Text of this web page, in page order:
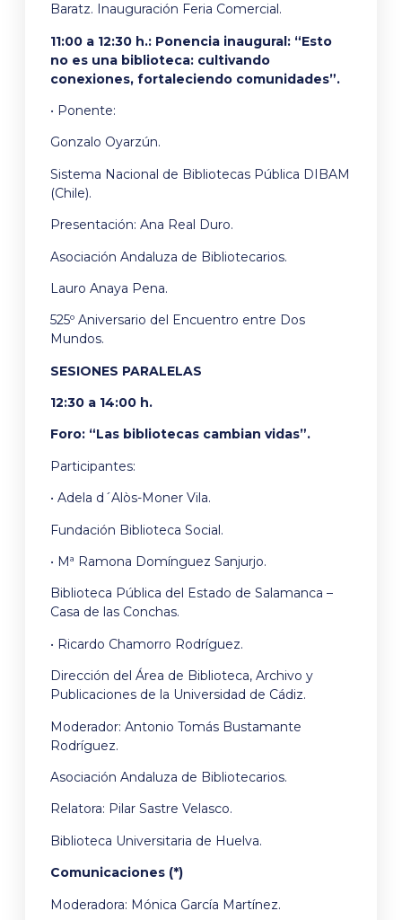
Baratz. Inauguración Feria Comercial.
11:00 a 12:30 h.: Ponencia inaugural: “Esto
no es una biblioteca: cultivando
conexiones, fortaleciendo comunidades”.
• Ponente:
Gonzalo Oyarzún.
Sistema Nacional de Bibliotecas Pública DIBAM
(Chile).
Presentación: Ana Real Duro.
Asociación Andaluza de Bibliotecarios.
Lauro Anaya Pena.
525º Aniversario del Encuentro entre Dos
Mundos.
SESIONES PARALELAS
12:30 a 14:00 h.
Foro: “Las bibliotecas cambian vidas”.
Participantes:
• Adela d´Alòs-Moner Vila.
Fundación Biblioteca Social.
• Mª Ramona Domínguez Sanjurjo.
Biblioteca Pública del Estado de Salamanca –
Casa de las Conchas.
• Ricardo Chamorro Rodríguez.
Dirección del Área de Biblioteca, Archivo y
Publicaciones de la Universidad de Cádiz.
Moderador: Antonio Tomás Bustamante
Rodríguez.
Asociación Andaluza de Bibliotecarios.
Relatora: Pilar Sastre Velasco.
Biblioteca Universitaria de Huelva.
Comunicaciones (*)
Moderadora: Mónica García Martínez.